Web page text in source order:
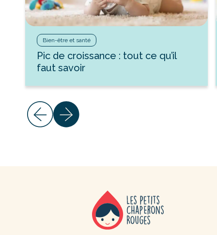
Bien-être et santé
Pic de croissance : tout ce qu’il
faut savoir